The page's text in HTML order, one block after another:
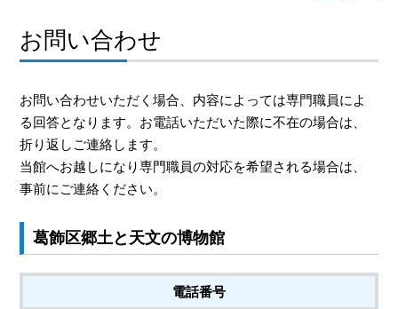
お問い合わせ
お問い合わせいただく場合、内容によっては専門職員によ
る回答となります。お電話いただいた際に不在の場合は、
折り返しご連絡します。
当館へお越しになり専門職員の対応を希望される場合は、
事前にご連絡ください。
葛飾区郷土と天文の博物館
電話番号